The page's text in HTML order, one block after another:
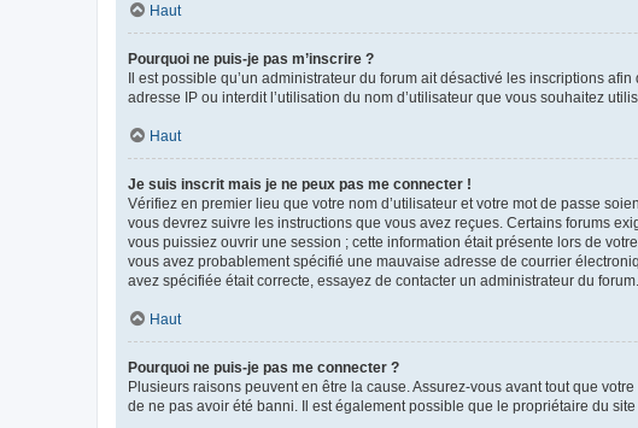
Haut
Pourquoi ne puis-je pas m’inscrire ?
Il est possible qu’un administrateur du forum ait désactivé les inscriptions
adresse IP ou interdit l’utilisation du nom d’utilisateur que vous souhaitez
Haut
Je suis inscrit mais je ne peux pas me connecter !
Vérifiez en premier lieu que votre nom d’utilisateur et votre mot de passe
vous devrez suivre les instructions que vous avez reçues. Certains forums
vous puissiez ouvrir une session ; cette information était présente lors de
vous avez probablement spécifié une mauvaise adresse de courrier
avez spécifiée était correcte, essayez de contacter un administrateur du forum.
Haut
Pourquoi ne puis-je pas me connecter ?
Plusieurs raisons peuvent en être la cause. Assurez-vous avant tout que
de ne pas avoir été banni. Il est également possible que le propriétaire du